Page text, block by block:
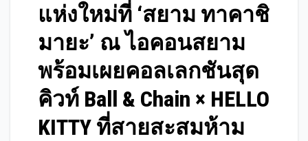
แห่งใหม่ที่ ‘สยาม ทาคาชิ
มายะ’ ณ ไอคอนสยาม
พร้อมเผยคอลเลกชันสุด
คิวท์ Ball & Chain × HELLO
KITTY ที่สายสะสมห้าม